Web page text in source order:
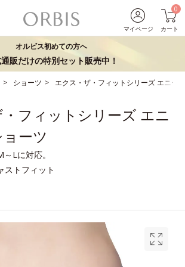
マイページ
0
カート
オルビス初めての方へ
販だけの特別セット販売中！
ショーツ エクス・ザ・フィットシリーズ エニー
フィットシリーズ エニ
ーツ
Lに対応。
ストフィット